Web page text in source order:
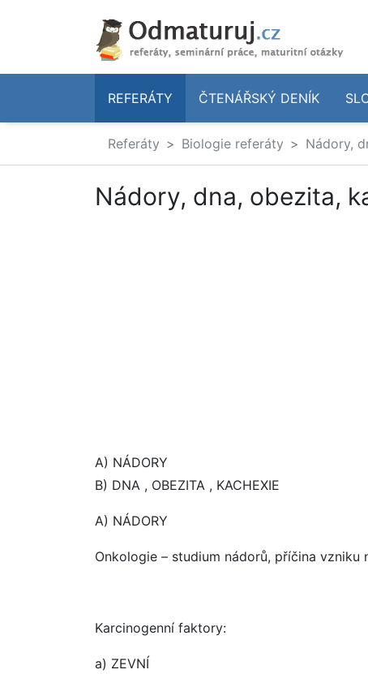
REFERÁTY ČTENÁŘSKÝ DENÍK
Referáty Biologie referáty Nádory,
Nádory, dna, obezita,
A) NÁDORY
B) DNA , OBEZITA , KACHEXIE
A) NÁDORY
Onkologie – studium nádorů, příčina vzniku
Karcinogenní faktory:
a) ZEVNÍ